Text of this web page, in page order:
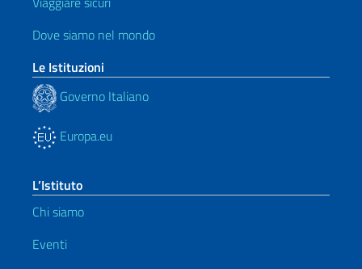
Dove siamo nel mondo
Le Istituzioni
Governo Italiano
Europa.eu
L’Istituto
Chi siamo
Eventi